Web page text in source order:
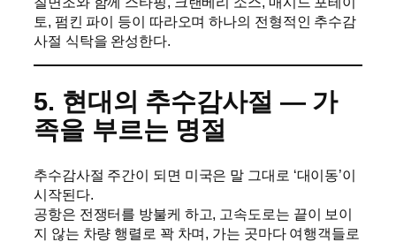
토, 펌킨 파이 등이 따라오며 하나의 전형적인 추수감
사절 식탁을 완성한다.
5. 현대의 추수감사절 — 가
족을 부르는 명절
추수감사절 주간이 되면 미국은 말 그대로 ‘대이동’이
시작된다.
공항은 전쟁터를 방불케 하고, 고속도로는 끝이 보이
지 않는 차량 행렬로 꽉 차며, 가는 곳마다 여행객들로